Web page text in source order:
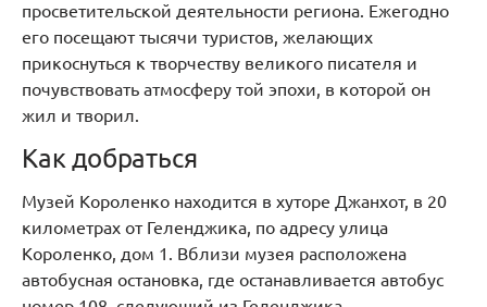
просветительской деятельности региона. Ежегодно
его посещают тысячи туристов, желающих
прикоснуться к творчеству великого писателя и
почувствовать атмосферу той эпохи, в которой он
жил и творил.
Как добраться
Музей Короленко находится в хуторе Джанхот, в 20
километрах от Геленджика, по адресу улица
Короленко, дом 1. Вблизи музея расположена
автобусная остановка, где останавливается автобус